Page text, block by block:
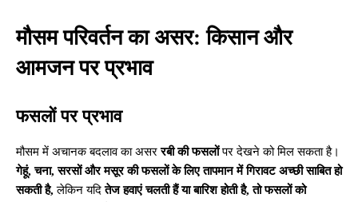
मौसम परिवर्तन का असर: किसान और
आमजन पर प्रभाव
फसलों पर प्रभाव
मौसम में अचानक बदलाव का असररबी की फसलोंपर देखने को मिल सकता है।
गेहूं, चना, सरसों और मसूर की फसलों के लिए तापमान में गिरावट अच्छी साबित हो
सकती है, लेकिन यदितेज हवाएं चलती हैं या बारिश होती है, तो फसलों को